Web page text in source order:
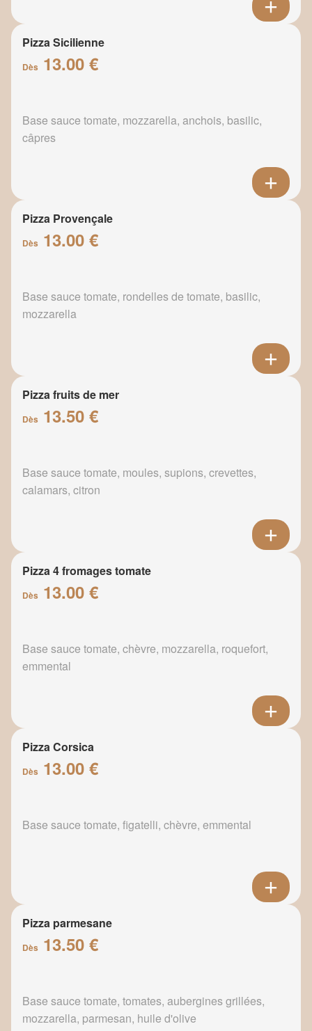
Pizza Sicilienne
Dès 13.00 €
Base sauce tomate, mozzarella, anchois, basilic,
câpres
Pizza Provençale
Dès 13.00 €
Base sauce tomate, rondelles de tomate, basilic,
mozzarella
Pizza fruits de mer
Dès 13.50 €
Base sauce tomate, moules, supions, crevettes,
calamars, citron
Pizza 4 fromages tomate
Dès 13.00 €
Base sauce tomate, chèvre, mozzarella, roquefort,
emmental
Pizza Corsica
Dès 13.00 €
Base sauce tomate, figatelli, chèvre, emmental
Pizza parmesane
Dès 13.50 €
Base sauce tomate, tomates, aubergines grillées,
mozzarella, parmesan, huile d'olive